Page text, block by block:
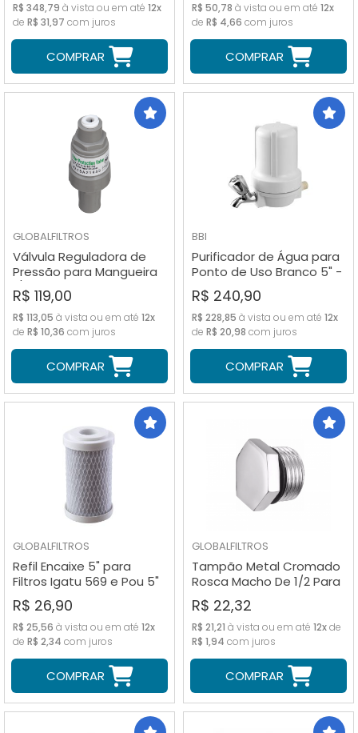
R$ 348,79 à vista ou em até 12x
de R$ 31,97 com juros
COMPRAR
R$ 50,78 à vista ou em até 12x
de R$ 4,66 com juros
COMPRAR
GLOBALFILTROS
Válvula Reguladora de
Pressão para Mangueira
1/4" - 50 PSI
R$ 119,00
R$ 113,05 à vista ou em até 12x
de R$ 10,36 com juros
COMPRAR
BBI
Purificador de Água para
Ponto de Uso Branco 5" -
Completo
R$ 240,90
R$ 228,85 à vista ou em até 12x
de R$ 20,98 com juros
COMPRAR
GLOBALFILTROS
Refil Encaixe 5" para
Filtros Igatu 569 e Pou 5"
- 10 micras
R$ 26,90
R$ 25,56 à vista ou em até 12x
de R$ 2,34 com juros
COMPRAR
GLOBALFILTROS
Tampão Metal Cromado
Rosca Macho De 1/2 Para
Acabamento
R$ 22,32
R$ 21,21 à vista ou em até 12xde
R$ 1,94 com juros
COMPRAR